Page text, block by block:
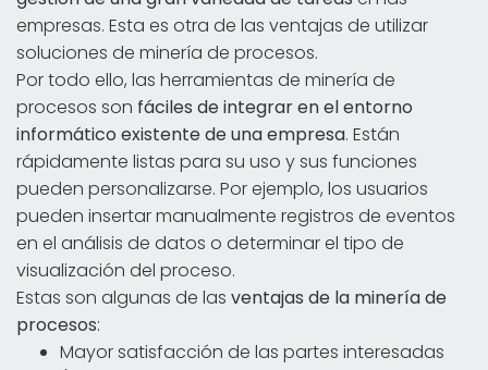
empresas. Esta es otra de las ventajas de utilizar
soluciones de minería de procesos.
Por todo ello, las herramientas de minería de
procesos son fáciles de integrar en el entorno
informático existente de una empresa. Están
rápidamente listas para su uso y sus funciones
pueden personalizarse. Por ejemplo, los usuarios
pueden insertar manualmente registros de eventos
en el análisis de datos o determinar el tipo de
visualización del proceso.
Estas son algunas de las ventajas de la minería de
procesos:
Mayor satisfacción de las partes interesadas